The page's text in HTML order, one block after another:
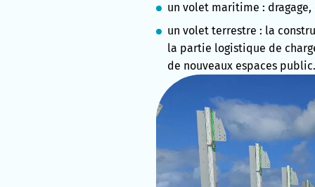
un volet maritime :
un volet terrestre : la
la partie logistique de
de nouveaux espaces public.